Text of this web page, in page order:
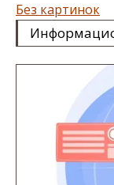
Без картинок